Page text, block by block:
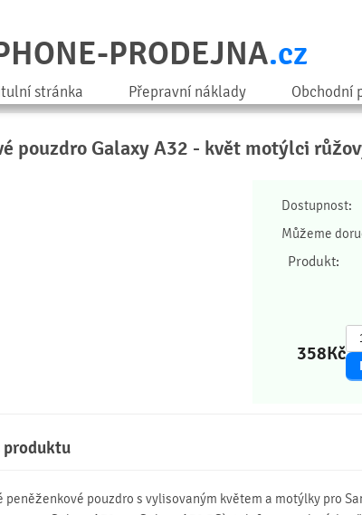
PRODEJNA.cz
stránka Přepravní náklady Obchodní
pouzdro Galaxy A32 - květ motýlci
Dostupnost:
Můžeme
Produkt:
358Kč
produktu
peněženkové pouzdro s vylisovaným květem a motýlky pro